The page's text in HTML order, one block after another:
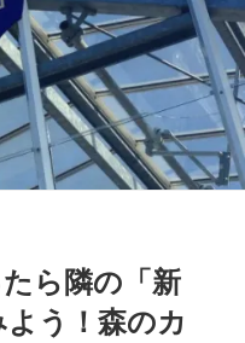
ら隣の「新
う！森のカ